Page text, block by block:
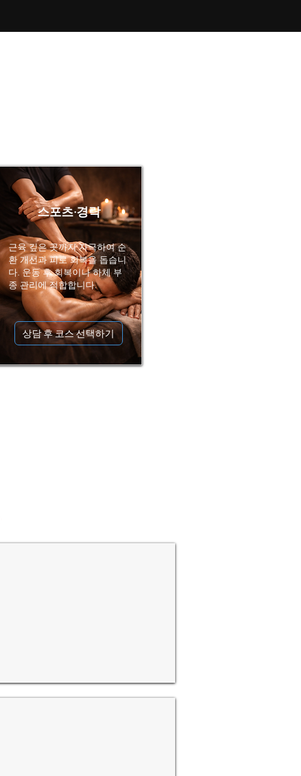
스포츠·경락
근육 깊은 곳까지 자극하여 순
환 개선과 피로 회복을 돕습니
다. 운동 후 회복이나 하체 부
종 관리에 적합합니다.
상담 후 코스 선택하기